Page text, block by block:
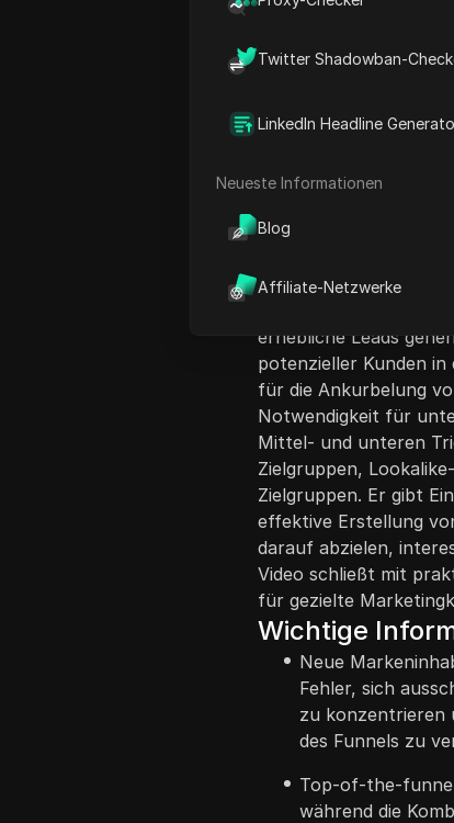
Twitter Shadowban-
LinkedIn Headline
Neueste Informationen
Blog
Affiliate-Netzwerke
Inhaltsübersicht
Performance-
und unteren Stufen
argumentiert, dass,
erhebliche Leads
potenzieller Kunden
für die Ankurbelung
Notwendigkeit für
Mittel- und unteren
Zielgruppen,
Zielgruppen. Er gibt
effektive Erstellung
darauf abzielen,
Video schließt mit
für gezielte
Wichtige
Neue
Fehler, sich
zu konzentrieren
des Funnels zu
Top-of-the-
während die